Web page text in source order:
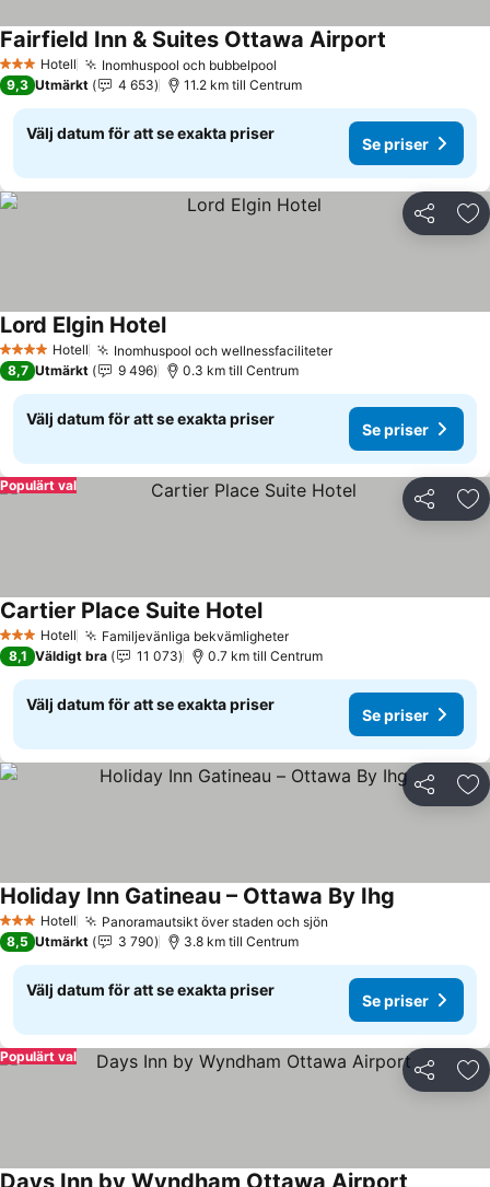
3 StjärnorHotell Inomhuspool och bubbelpool
Fairfield Inn & Suites Ottawa Airport
9,3 Utmärkt 4 653 11.2 km till Centrum
Välj datum för att se exakta priser
Se priser
Dela
4 StjärnorHotell Inomhuspool och wellnessfaciliteter
Lord Elgin Hotel
8,7 Utmärkt 9 496 0.3 km till Centrum
Välj datum för att se exakta priser
Se priser
Dela
Populärt val
3 StjärnorHotell Familjevänliga bekvämligheter
Cartier Place Suite Hotel
8,1 Väldigt bra 11 073 0.7 km till Centrum
Välj datum för att se exakta priser
Se priser
Dela
3 StjärnorHotell Panoramautsikt över staden och sjön
Holiday Inn Gatineau – Ottawa By Ihg
8,5 Utmärkt 3 790 3.8 km till Centrum
Välj datum för att se exakta priser
Se priser
Dela
Populärt val
Days Inn by Wyndham Ottawa Airport